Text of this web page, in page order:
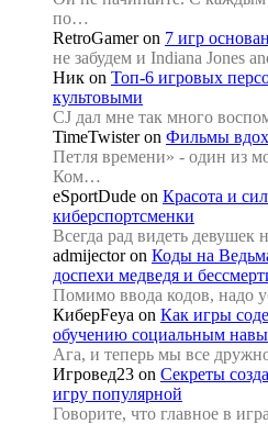
по…
RetroGamer on 7 игр
не забудем и Indiana Jones
Ник on Топ-6 игровых
культовыми
CJ дал мне так много
TimeTwister on Фильмы
Петля времени» - один из
Ком…
eSportDude on Красота и
киберспортсменки
Всегда рад видеть
admijector on Коды на
доспехи медведя и
Помимо ввода кодов, надо
КиберFeya on Как игры
обучению социальным
Ага, и теперь мы все
Игровед23 on Секреты
игру популярной
Говорите, что главное в